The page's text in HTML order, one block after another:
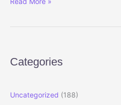
圣
优
Categories
Uncategorized (188)